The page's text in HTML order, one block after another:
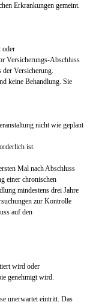
Erkrankungen gemeint.
oder
Versicherungs-Abschluss
der Versicherung.
keine Behandlung. Sie
nicht wie geplant
ist.
Mal nach Abschluss
einer chronischen
mindestens drei Jahre
zur Kontrolle
auf den
wird oder
genehmigt wird.
unerwartet eintritt. Das